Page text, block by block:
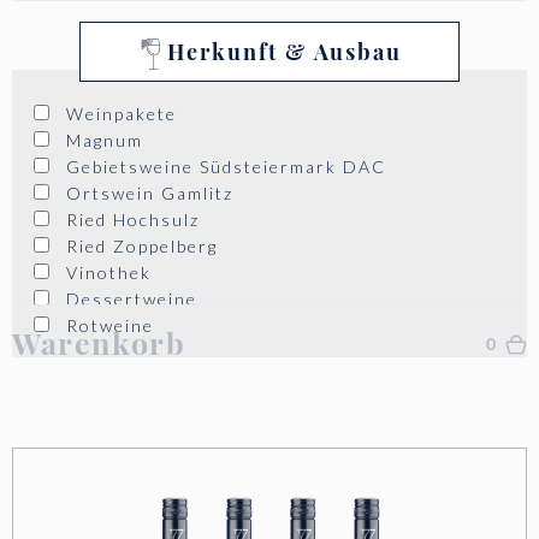
Herkunft & Ausbau
Weinpakete
Magnum
Gebietsweine Südsteiermark DAC
Ortswein Gamlitz
Ried Hochsulz
Ried Zoppelberg
Vinothek
Dessertweine
Rotweine
Warenkorb 0